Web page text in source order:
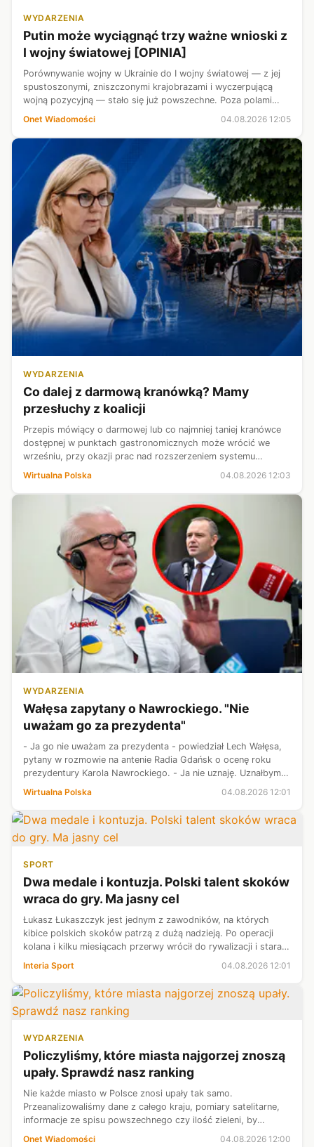
WYDARZENIA
Putin może wyciągnąć trzy ważne wnioski z
I wojny światowej [OPINIA]
Porównywanie wojny w Ukrainie do I wojny światowej — z jej
spustoszonymi, zniszczonymi krajobrazami i wyczerpującą
wojną pozycyjną — stało się już powszechne. Poza polami
bitewnymi istnieją również podobieństwa polityczne.
Onet Wiadomości 04.08.2026 12:05
WYDARZENIA
Co dalej z darmową kranówką? Mamy
przesłuchy z koalicji
Przepis mówiący o darmowej lub co najmniej taniej kranówce
dostępnej w punktach gastronomicznych może wrócić we
wrześniu, przy okazji prac nad rozszerzeniem systemu
kaucyjnego - ustaliła Wirtualna Polska.
Wirtualna Polska 04.08.2026 12:03
WYDARZENIA
Wałęsa zapytany o Nawrockiego. "Nie
uważam go za prezydenta"
- Ja go nie uważam za prezydenta - powiedział Lech Wałęsa,
pytany w rozmowie na antenie Radia Gdańsk o ocenę roku
prezydentury Karola Nawrockiego. - Ja nie uznaję. Uznałbym
wtedy, gdyby przeliczono jeszcze raz głosy, a tego nie
Wirtualna Polska 04.08.2026 12:01
SPORT
Dwa medale i kontuzja. Polski talent skoków
wraca do gry. Ma jasny cel
Łukasz Łukaszczyk jest jednym z zawodników, na których
kibice polskich skoków patrzą z dużą nadzieją. Po operacji
kolana i kilku miesiącach przerwy wrócił do rywalizacji i stara
się odbudować swoją pozycję. - Był taki mały spadek, ale
teraz forma cał...
Interia Sport 04.08.2026 12:01
WYDARZENIA
Policzyliśmy, które miasta najgorzej znoszą
upały. Sprawdź nasz ranking
Nie każde miasto w Polsce znosi upały tak samo.
Przeanalizowaliśmy dane z całego kraju, pomiary satelitarne,
informacje ze spisu powszechnego czy ilość zieleni, by
stworzyć Indeks Podatności na Upały. Wyniki burzą
Onet Wiadomości 04.08.2026 12:00